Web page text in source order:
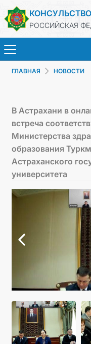
РОССИЙСКАЯ
ГЛАВНАЯ НОВОСТИ
В Астрахани в
встреча
Министерства
образования
Астраханского
университета